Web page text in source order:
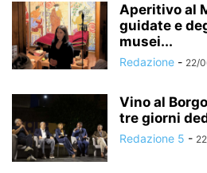
Aperitivo al
guidate e
musei...
Redazione - 22/
Vino al
tre giorni
Redazione 5 -